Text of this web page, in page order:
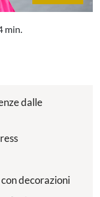
min.
dalle
decorazioni